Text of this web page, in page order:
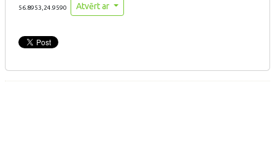
56.8953,24.9590 Atvērt ar